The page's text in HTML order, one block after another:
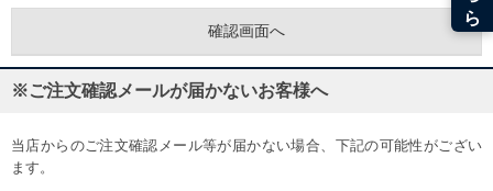
※ご注文確認メールが届かないお客様へ
当店からのご注文確認メール等が届かない場合、下記の可能性がござい
ます。